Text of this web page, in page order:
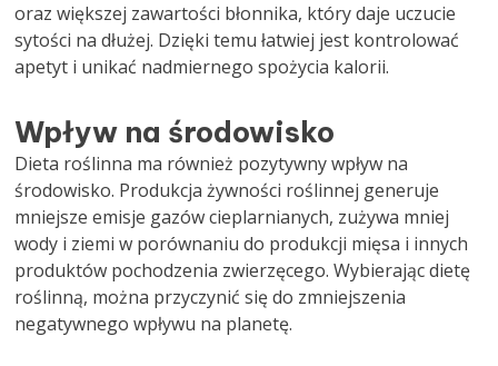
oraz większej zawartości błonnika, który daje uczucie
sytości na dłużej. Dzięki temu łatwiej jest kontrolować
apetyt i unikać nadmiernego spożycia kalorii.
Wpływ na środowisko
Dieta roślinna ma również pozytywny wpływ na
środowisko. Produkcja żywności roślinnej generuje
mniejsze emisje gazów cieplarnianych, zużywa mniej
wody i ziemi w porównaniu do produkcji mięsa i innych
produktów pochodzenia zwierzęcego. Wybierając dietę
roślinną, można przyczynić się do zmniejszenia
negatywnego wpływu na planetę.